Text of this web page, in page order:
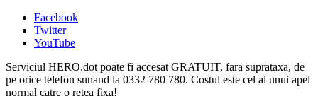
Facebook
Twitter
YouTube
Serviciul HERO.dot poate fi accesat GRATUIT, fara suprataxa, de
pe orice telefon sunand la 0332 780 780. Costul este cel al unui apel
normal catre o retea fixa!